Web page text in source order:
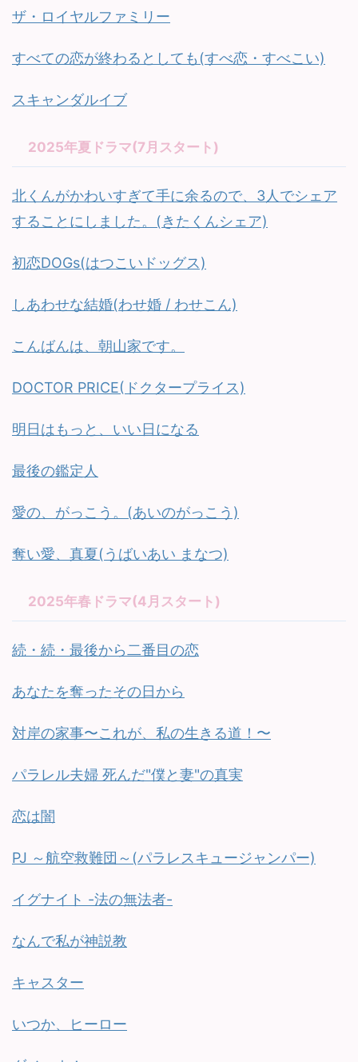
ザ・ロイヤルファミリー
すべての恋が終わるとしても(すべ恋・すべこい)
スキャンダルイブ
2025年夏ドラマ(7月スタート)
北くんがかわいすぎて手に余るので、3人でシェア
することにしました。(きたくんシェア)
初恋DOGs(はつこいドッグス)
しあわせな結婚(わせ婚 / わせこん)
こんばんは、朝山家です。
DOCTOR PRICE(ドクタープライス)
明日はもっと、いい日になる
最後の鑑定人
愛の、がっこう。(あいのがっこう)
奪い愛、真夏(うばいあい まなつ)
2025年春ドラマ(4月スタート)
続・続・最後から二番目の恋
あなたを奪ったその日から
対岸の家事〜これが、私の生きる道！〜
パラレル夫婦 死んだ"僕と妻"の真実
恋は闇
PJ ～航空救難団～(パラレスキュージャンパー)
イグナイト -法の無法者-
なんで私が神説教
キャスター
いつか、ヒーロー